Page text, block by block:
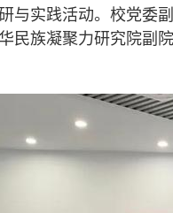
与实践活动。校党委
民族凝聚力研究院副